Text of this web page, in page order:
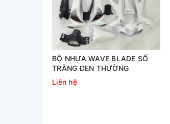
BỘ NHỰA WAVE BLADE SỐ
TRẮNG ĐEN THƯỜNG
Liên hệ